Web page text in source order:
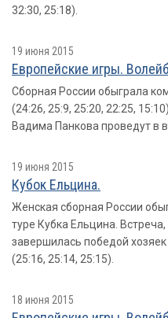
32:30, 25:18).
19 июня 2015
Европейские игры.
Сборная России обыграла
(24:26, 25:9, 25:20, 22:25,
Вадима Панкова проведут в
19 июня 2015
Кубок Ельцина.
Женская сборная России
туре Кубка Ельцина.
завершилась победой
(25:16, 25:14, 25:15).
18 июня 2015